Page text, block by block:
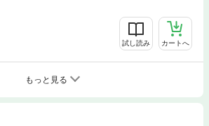
試し読み カートへ
もっと見る